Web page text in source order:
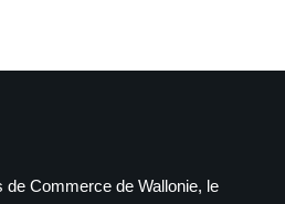
Commerce de Wallonie, le